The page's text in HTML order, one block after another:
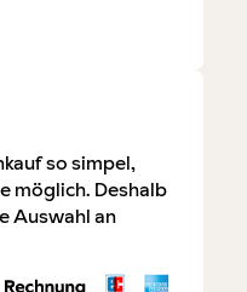
so simpel,
möglich. Deshalb
Auswahl an